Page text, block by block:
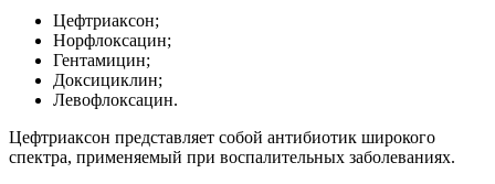
Цефтриаксон;
Норфлоксацин;
Гентамицин;
Доксициклин;
Левофлоксацин.
Цефтриаксон представляет собой антибиотик широкого
спектра, применяемый при воспалительных заболеваниях.